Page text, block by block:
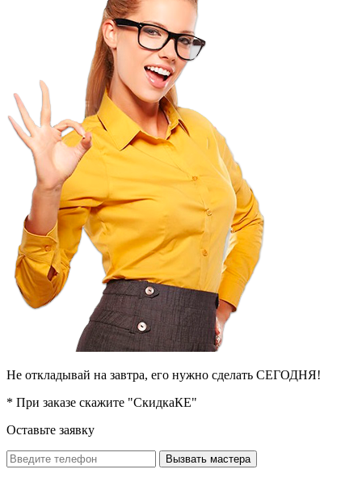
Не откладывай на завтра, его нужно сделать СЕГОДНЯ!
* При заказе скажите "СкидкаКЕ"
Оставьте заявку
Вызвать мастера